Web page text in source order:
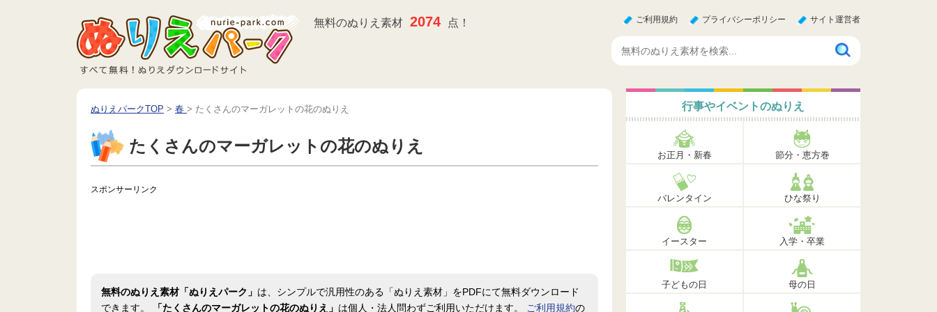
無料のぬりえ素材 2074 点！ ご利用規約 プライバシーポリシー サイト運営者
ぬりえパークTOP > 春 > たくさんのマーガレットの花のぬりえ
たくさんのマーガレットの花のぬりえ
スポンサーリンク
無料のぬりえ素材「ぬりえパーク」 は、シンプルで汎用性のある「ぬりえ素材」をPDFにて無料ダウンロード
できます。
「たくさんのマーガレットの花のぬりえ」 は個人・法人問わずご利用いただけます。 ご利用規約の
行事やイベントのぬりえ
お正月・新春 節分・恵方巻
バレンタイン ひな祭り
イースター 入学・卒業
子どもの日 母の日